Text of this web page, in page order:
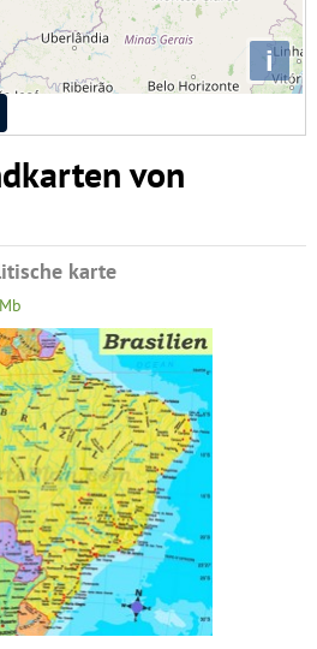
i
Tumblr
von
karte